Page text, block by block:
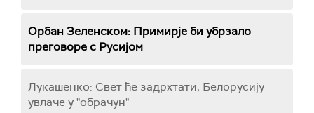
Орбан Зеленском: Примирје би убрзало
преговоре с Русијом
Лукашенко: Свет ће задрхтати, Белорусију
увлаче у "обрачун"